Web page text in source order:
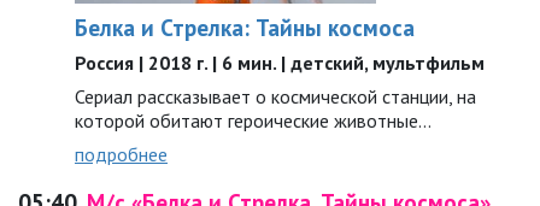
Белка и Стрелка: Тайны космоса
Россия | 2018 г. | 6 мин. | детский, мультфильм
Сериал рассказывает о космической станции, на
которой обитают героические животные…
подробнее